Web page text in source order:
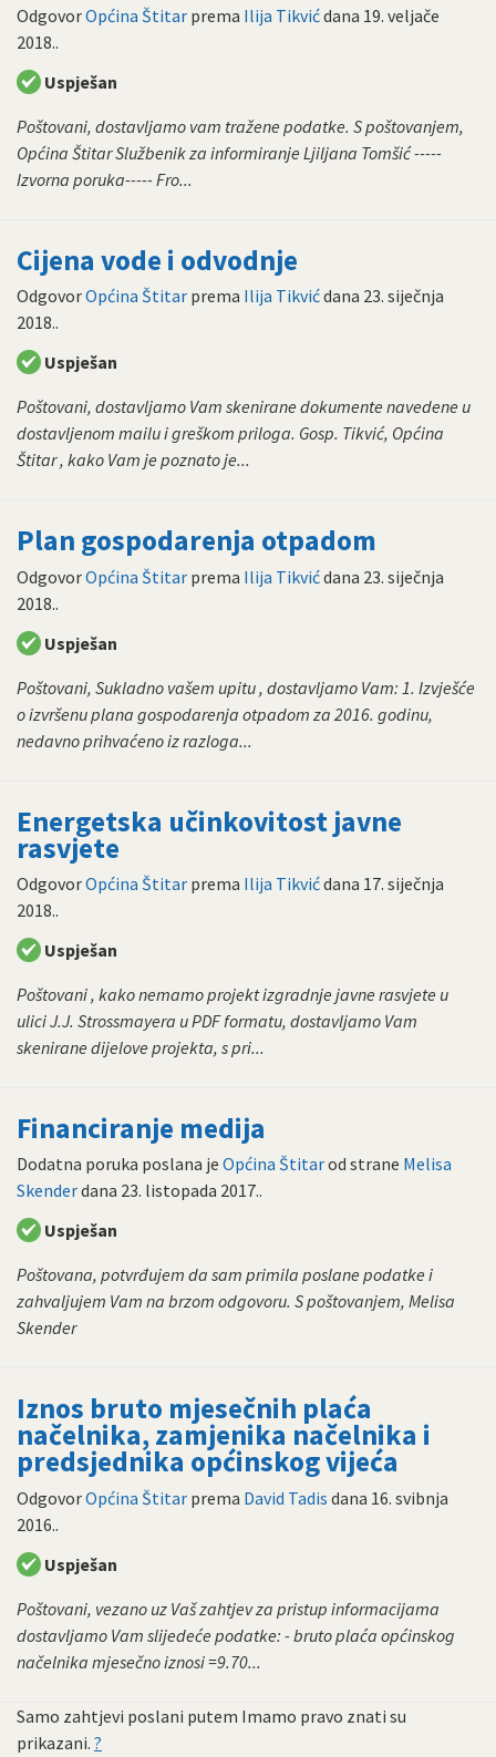
OdgovorOpćina Štitar prema Ilija Tikvićdana 19. veljače
2018..
Uspješan
Poštovani, dostavljamo vam tražene podatke. S poštovanjem,
Općina Štitar Službenik za informiranje Ljiljana Tomšić -----
Izvorna poruka----- Fro...
Cijena vode i odvodnje
OdgovorOpćina Štitar prema Ilija Tikvićdana 23. siječnja
2018..
Uspješan
Poštovani, dostavljamo Vam skenirane dokumente navedene u
dostavljenom mailu i greškom priloga. Gosp. Tikvić, Općina
Štitar , kako Vam je poznato je...
Plan gospodarenja otpadom
OdgovorOpćina Štitar prema Ilija Tikvićdana 23. siječnja
2018..
Uspješan
Poštovani, Sukladno vašem upitu , dostavljamo Vam: 1. Izvješće
o izvršenu plana gospodarenja otpadom za 2016. godinu,
nedavno prihvaćeno iz razloga...
Energetska učinkovitost javne
rasvjete
OdgovorOpćina Štitar prema Ilija Tikvićdana 17. siječnja
2018..
Uspješan
Poštovani , kako nemamo projekt izgradnje javne rasvjete u
ulici J.J. Strossmayera u PDF formatu, dostavljamo Vam
skenirane dijelove projekta, s pri...
Financiranje medija
Dodatna poruka poslana je Općina Štitarod strane Melisa
Skenderdana 23. listopada 2017..
Uspješan
Poštovana, potvrđujem da sam primila poslane podatke i
zahvaljujem Vam na brzom odgovoru. S poštovanjem, Melisa
Skender
Iznos bruto mjesečnih plaća
načelnika, zamjenika načelnika i
predsjednika općinskog vijeća
OdgovorOpćina Štitar prema David Tadis dana 16. svibnja
2016..
Uspješan
Poštovani, vezano uz Vaš zahtjev za pristup informacijama
dostavljamo Vam slijedeće podatke: - bruto plaća općinskog
načelnika mjesečno iznosi =9.70...
Samo zahtjevi poslani putem Imamo pravo znati su
prikazani. ?